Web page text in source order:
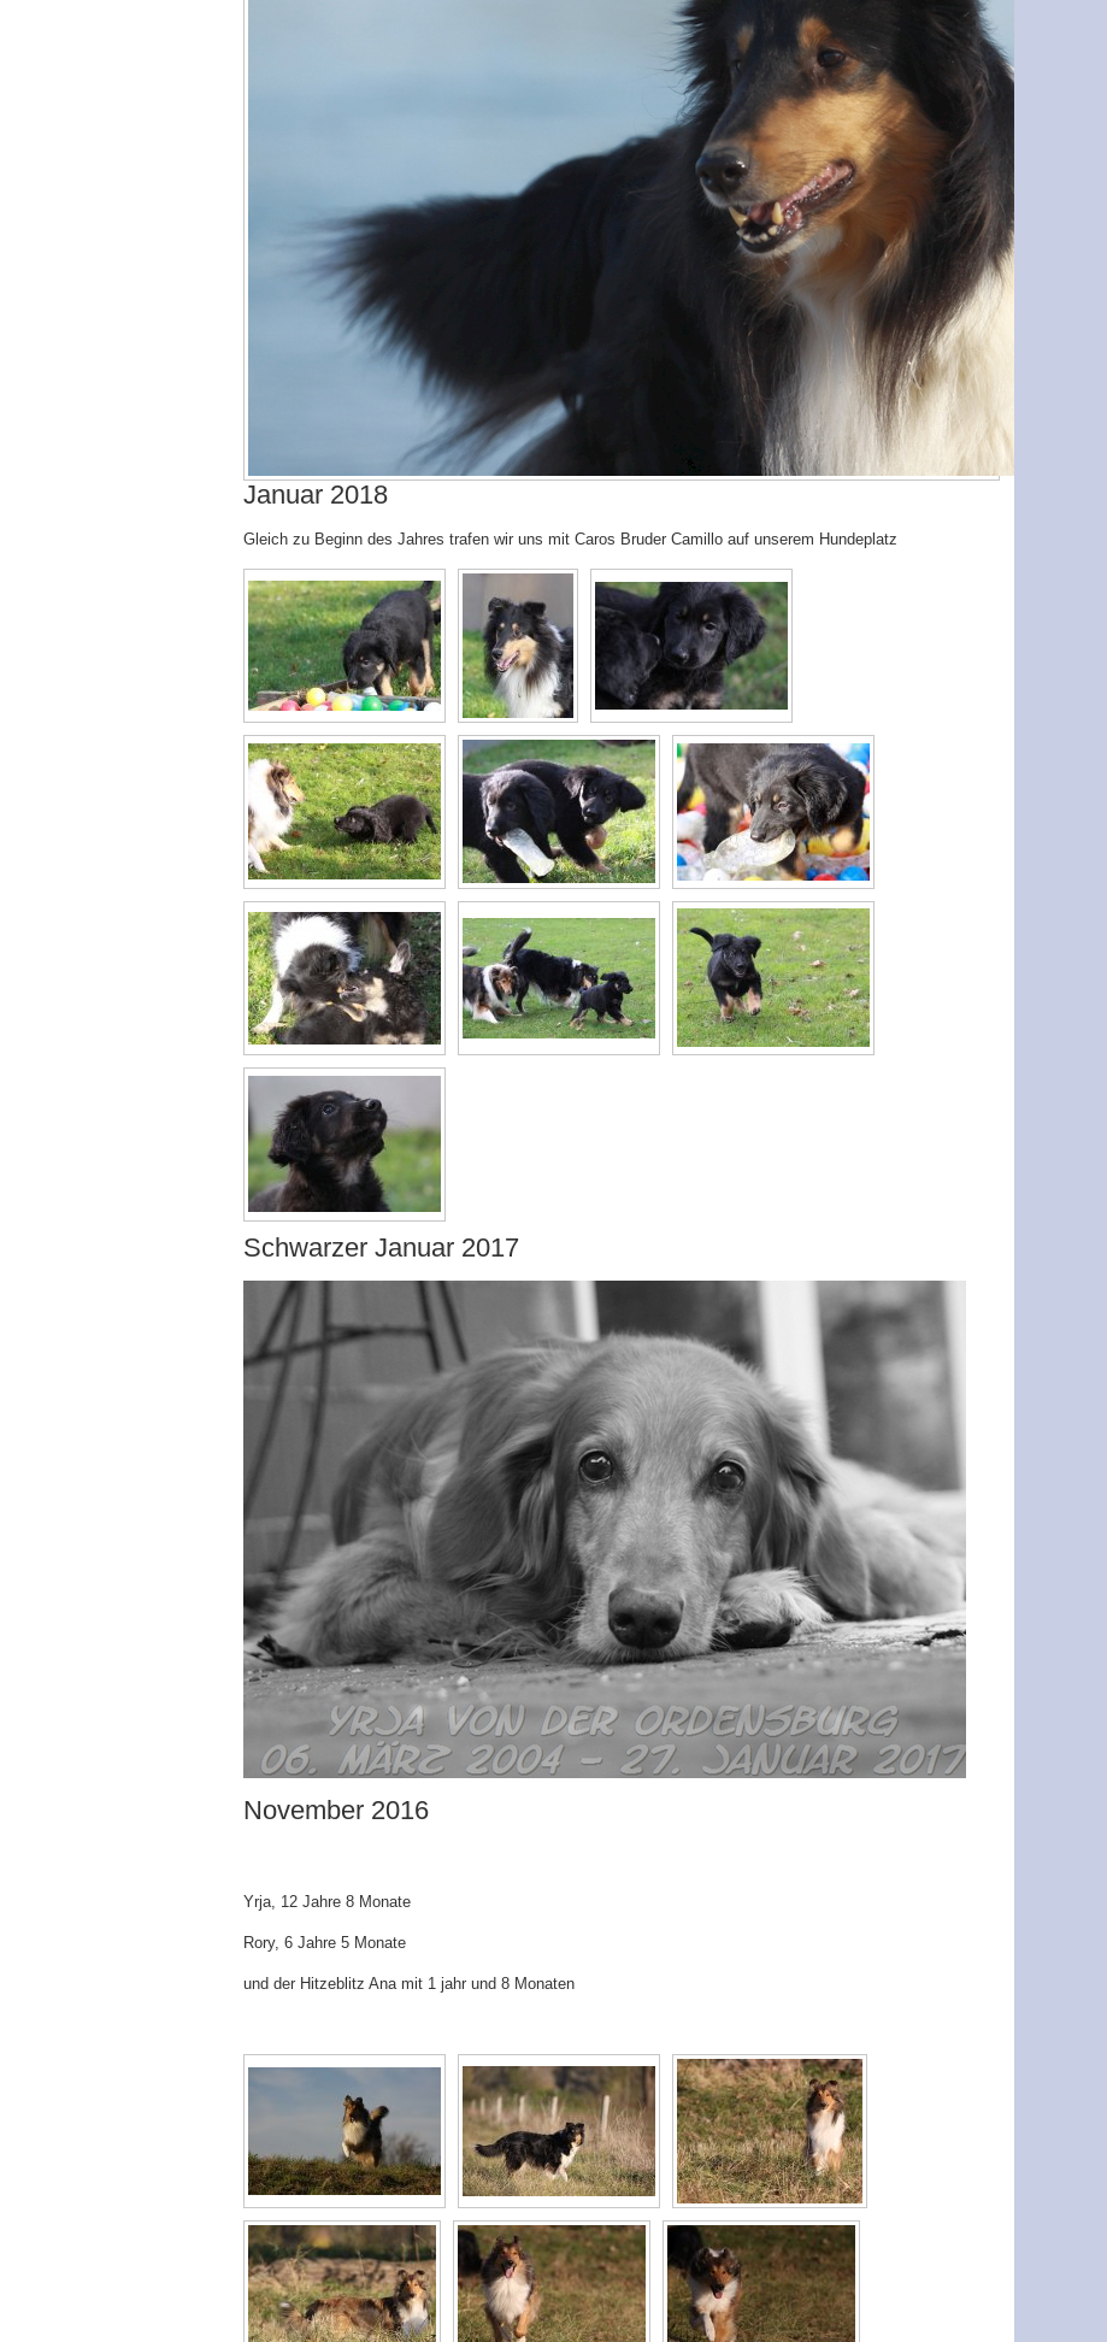
Januar 2018
Gleich zu Beginn des Jahres trafen wir uns mit Caros Bruder Camillo auf unserem Hundeplatz
Schwarzer Januar 2017
November 2016
Yrja, 12 Jahre 8 Monate
Rory, 6 Jahre 5 Monate
und der Hitzeblitz Ana mit 1 jahr und 8 Monaten